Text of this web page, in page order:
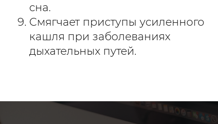
сна.
Смягчает приступы усиленного
кашля при заболеваниях
дыхательных путей.